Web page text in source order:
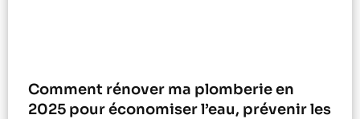
Comment rénover ma plomberie en
2025 pour économiser l’eau, prévenir les